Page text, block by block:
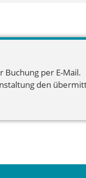
Buchung per E-Mail.
den